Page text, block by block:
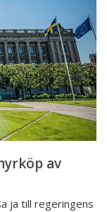
av
ja till regeringens